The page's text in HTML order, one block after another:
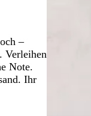
–
Verleihen
Note.
Ihr